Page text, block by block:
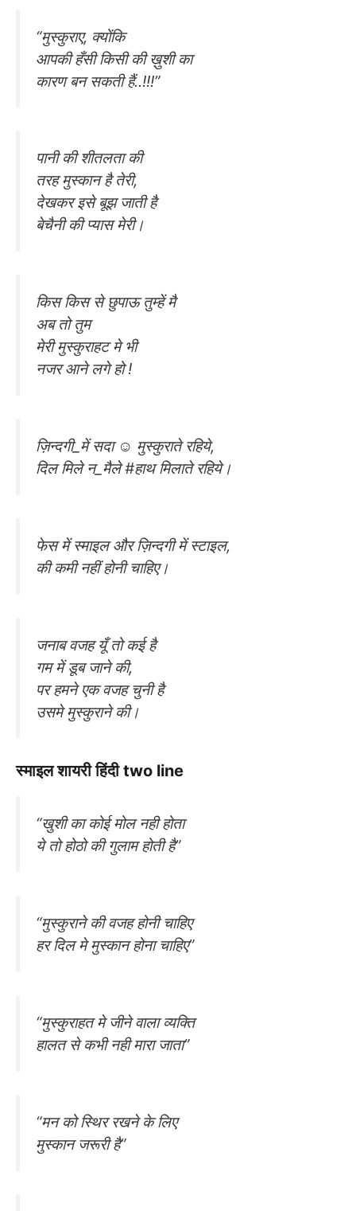
“मुस्कुराए, क्योंकि
आपकी हँसी किसी की ख़ुशी का
कारण बन सकती हैं..!!!”
पानी की शीतलता की
तरह मुस्कान है तेरी,
देखकर इसे बूझ जाती है
बेचैनी की प्यास मेरी।
किस किस से छुपाऊ तुम्हें मै
अब तो तुम
मेरी मुस्कुराहट मे भी
नजर आने लगे हो !
ज़िन्दगी_में सदा ☺️ मुस्कुराते रहिये,
दिल मिले न_मैले #हाथ मिलाते रहिये।
फेस में स्माइल और ज़िन्दगी में स्टाइल,
की कमी नहीं होनी चाहिए।
जनाब वजह यूँ तो कई है
गम में डूब जाने की,
पर हमने एक वजह चुनी है
उसमे मुस्कुराने की।
स्माइल शायरी हिंदी two line
“खुशी का कोई मोल नही होता
ये तो होठो की गुलाम होती है”
“मुस्कुराने की वजह होनी चाहिए
हर दिल मे मुस्कान होना चाहिए”
“मुस्कुराहत मे जीने वाला व्यक्ति
हालत से कभी नही मारा जाता”
“मन को स्थिर रखने के लिए
मुस्कान जरूरी है”